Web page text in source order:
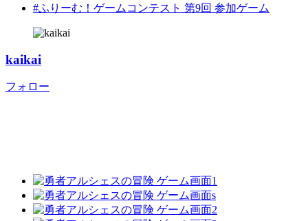
#ふりーむ！ゲームコンテスト 第9回 参加ゲーム
kaikai
フォロー